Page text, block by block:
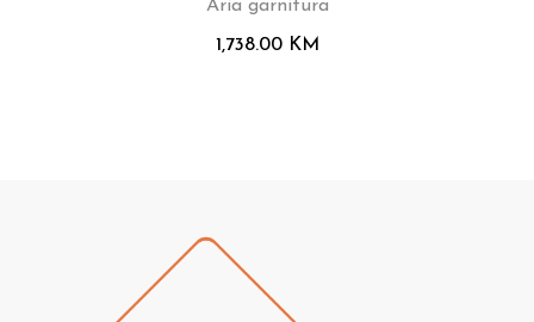
Aria garnitura
1,738.00 KM